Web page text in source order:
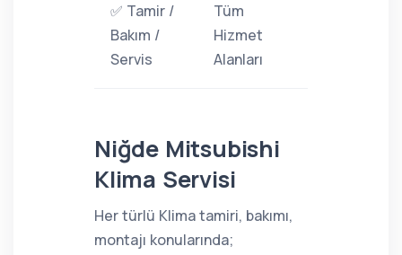
✅ Tamir /
Bakım /
Servis
Tüm
Hizmet
Alanları
Niğde Mitsubishi
Klima Servisi
Her türlü Klima tamiri, bakımı,
montajı konularında;